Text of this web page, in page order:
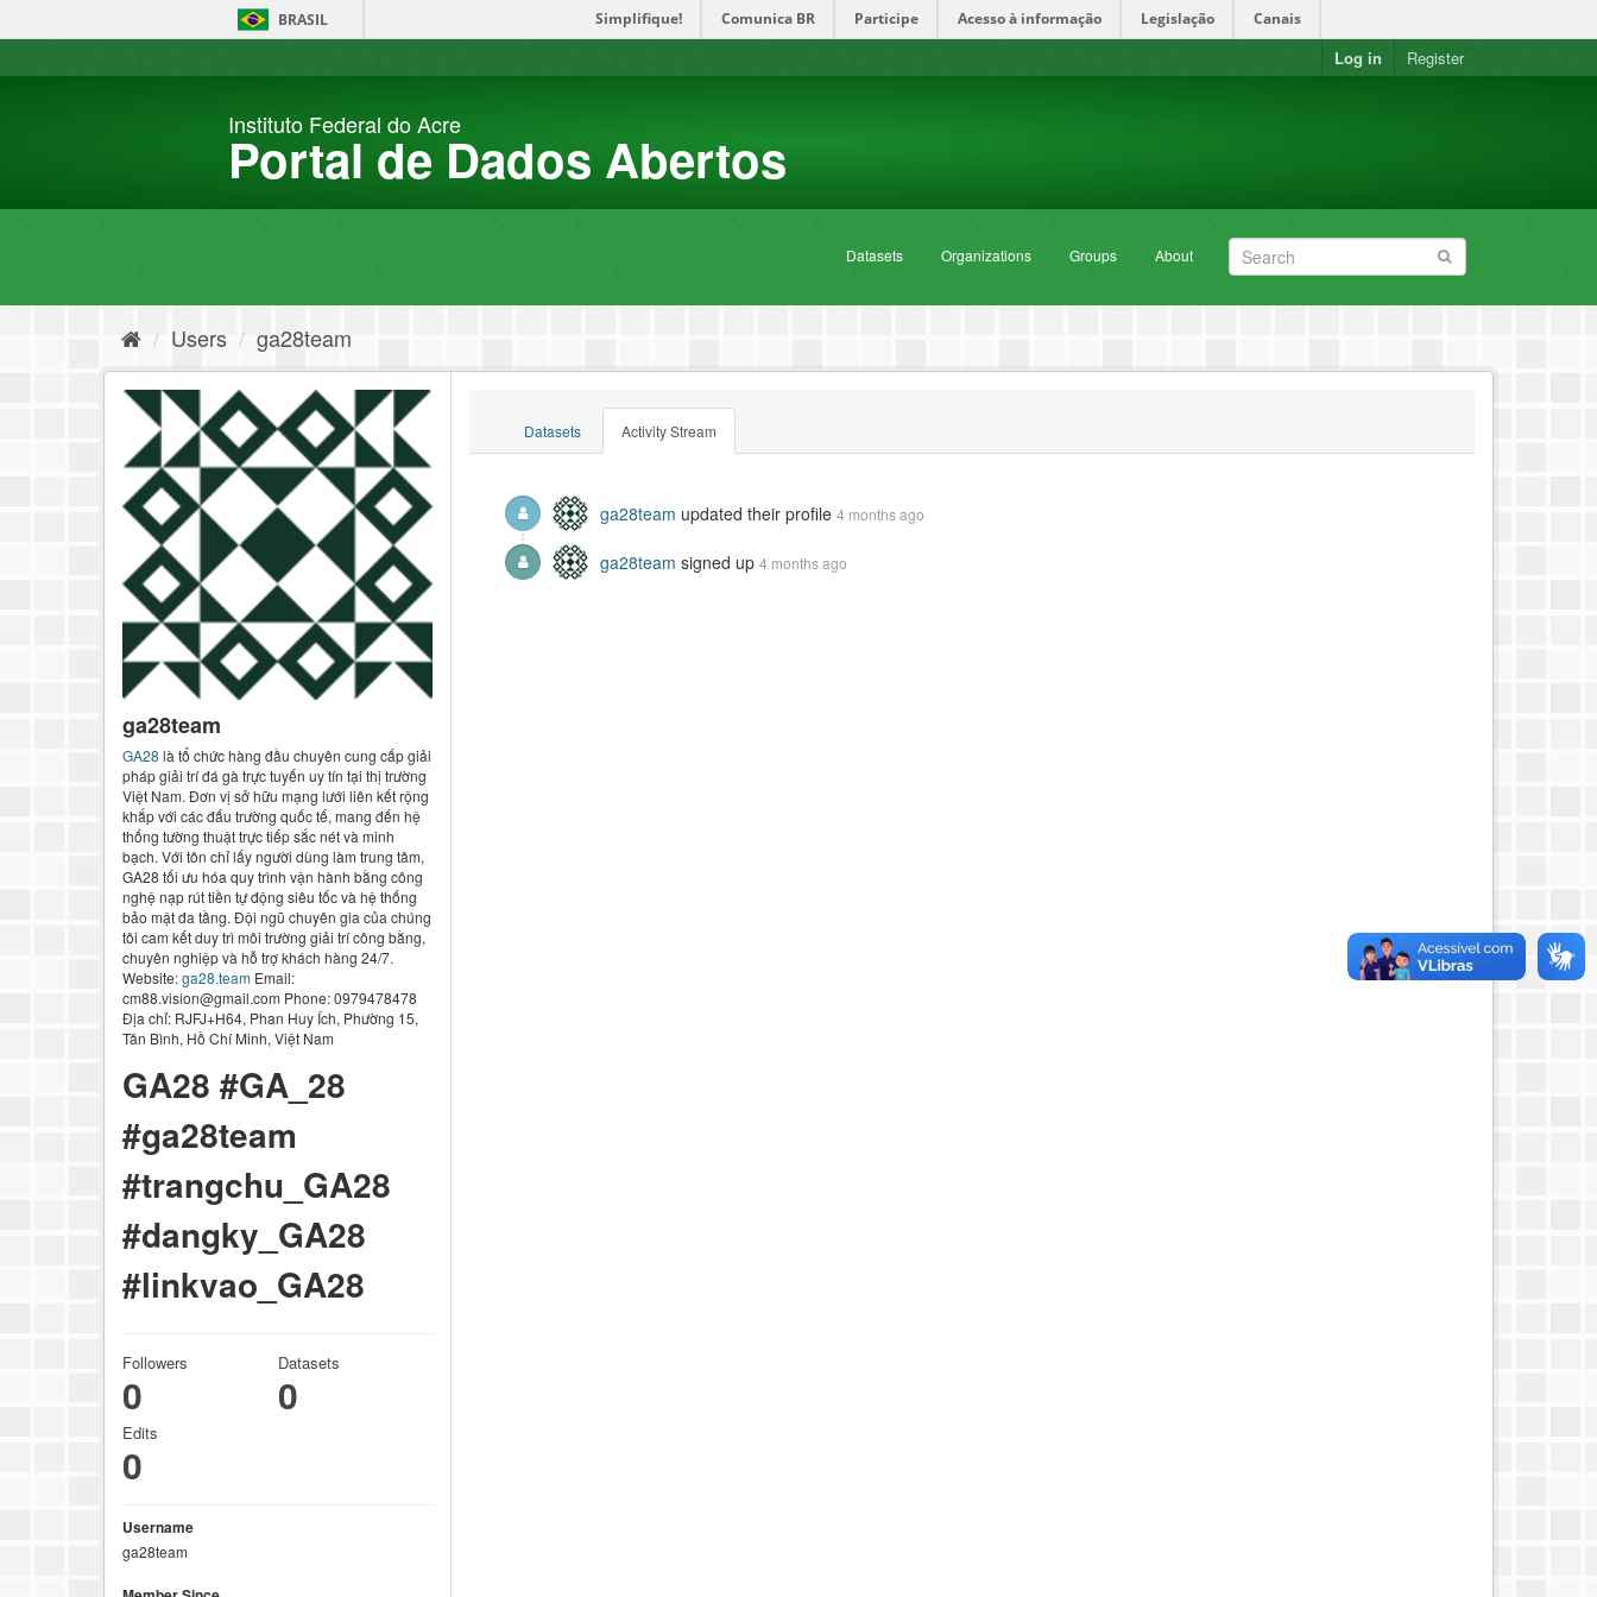
BRASIL Simplifique! Comunica BR Participe Acesso à informação Legislação Canais
Log in Register
Instituto Federal do Acre
Portal de Dados Abertos
Datasets Organizations Groups About
Users ga28team
ga28team
GA28 là tổ chức hàng đầu chuyên cung cấp giải
pháp giải trí đá gà trực tuyến uy tín tại thị trường
Việt Nam. Đơn vị sở hữu mạng lưới liên kết rộng
khắp với các đấu trường quốc tế, mang đến hệ
thống tường thuật trực tiếp sắc nét và minh
bạch. Với tôn chỉ lấy người dùng làm trung tâm,
GA28 tối ưu hóa quy trình vận hành bằng công
nghệ nạp rút tiền tự động siêu tốc và hệ thống
bảo mật đa tầng. Đội ngũ chuyên gia của chúng
tôi cam kết duy trì môi trường giải trí công bằng,
chuyên nghiệp và hỗ trợ khách hàng 24/7.
Website:ga28.team Email:
cm88.vision@gmail.com Phone: 0979478478
Địa chỉ: RJFJ+H64, Phan Huy Ích, Phường 15,
Tân Bình, Hồ Chí Minh, Việt Nam
GA28 #GA_28
#ga28team
#trangchu_GA28
#dangky_GA28
#linkvao_GA28
Followers
0
Datasets
0
Edits
0
Username
ga28team
Datasets Activity Stream
ga28team updated their profile 4 months ago
ga28team signed up 4 months ago